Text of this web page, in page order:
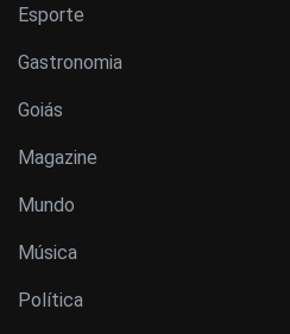
Esporte
Gastronomia
Goiás
Magazine
Mundo
Música
Política